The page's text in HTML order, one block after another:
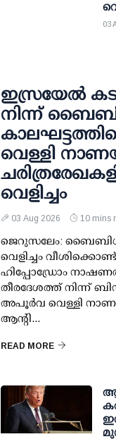
03
ഇസ്രയേൽ
നിന്ന്
വെള്ളി
വെളിച്ചം
03 Aug 2026 10 mins
ജെറുസലേം: ബൈബിൾ
വെളിച്ചം
ഹിപ്പോഡ്രോം
തീരദേശത്ത് നിന്ന്
അപൂർവ വെള്ളി
ആന്റി...
READ MORE